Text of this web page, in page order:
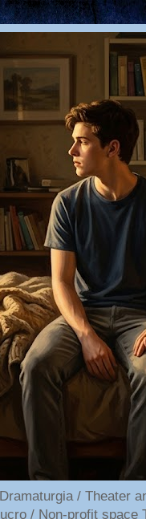
/ Theater
/ Non-profit